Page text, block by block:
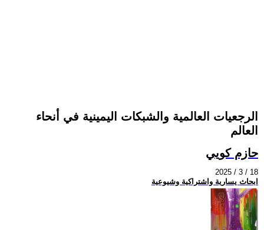
الرجعيات العالمية والشبكات اليمينية في أنحاء
العالم
حازم كويي
2025 / 3 / 18
ابحاث يسارية واشتراكية وشيوعية